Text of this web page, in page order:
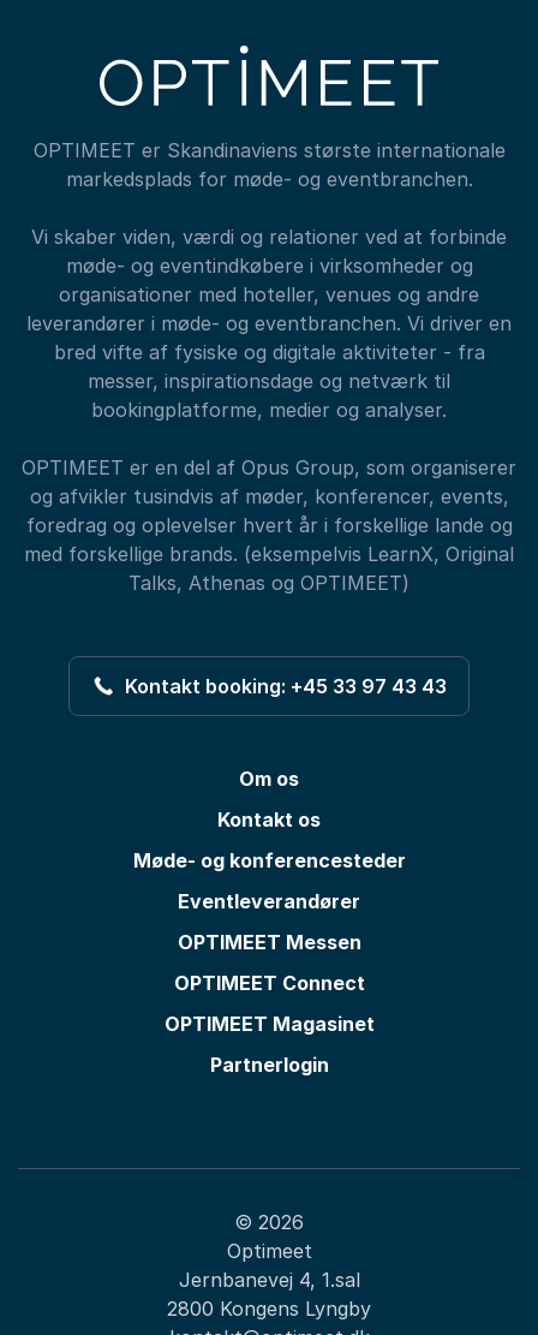
OPTIMEET er Skandinaviens største internationale
markedsplads for møde- og eventbranchen.
Vi skaber viden, værdi og relationer ved at forbinde
møde- og eventindkøbere i virksomheder og
organisationer med hoteller, venues og andre
leverandører i møde- og eventbranchen. Vi driver en
bred vifte af fysiske og digitale aktiviteter - fra
messer, inspirationsdage og netværk til
bookingplatforme, medier og analyser.
OPTIMEET er en del af Opus Group, som organiserer
og afvikler tusindvis af møder, konferencer, events,
foredrag og oplevelser hvert år i forskellige lande og
med forskellige brands. (eksempelvis LearnX, Original
Talks, Athenas og OPTIMEET)
Kontakt booking: +45 33 97 43 43
Om os
Kontakt os
Møde- og konferencesteder
Eventleverandører
OPTIMEET Messen
OPTIMEET Connect
OPTIMEET Magasinet
Partnerlogin
© 2026
Optimeet
Jernbanevej 4, 1.sal
2800 Kongens Lyngby